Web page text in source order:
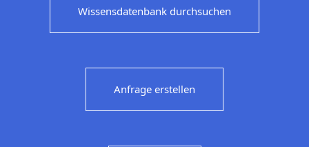
Wissensdatenbank durchsuchen
Anfrage erstellen